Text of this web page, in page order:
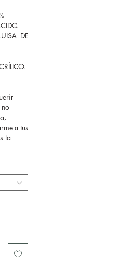
DE
no
a tus
la